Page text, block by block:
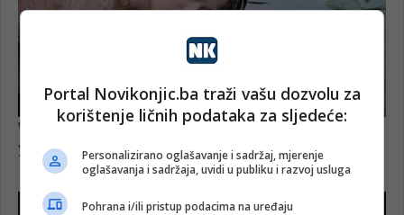
Portal Novikonjic.ba traži vašu dozvolu za
korištenje ličnih podataka za sljedeće:
Personalizirano oglašavanje i sadržaj, mjerenje
oglašavanja i sadržaja, uvidi u publiku i razvoj usluga
Pohrana i/ili pristup podacima na uređaju